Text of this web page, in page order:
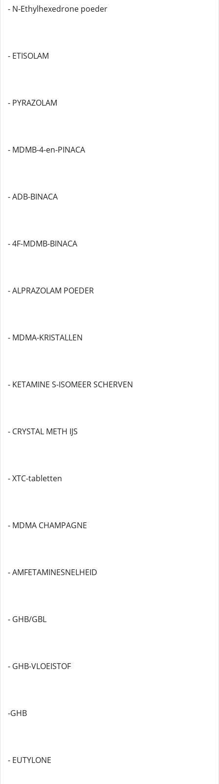
- N-Ethylhexedrone poeder
- ETISOLAM
- PYRAZOLAM
- MDMB-4-en-PINACA
- ADB-BINACA
- 4F-MDMB-BINACA
- ALPRAZOLAM POEDER
- MDMA-KRISTALLEN
- KETAMINE S-ISOMEER SCHERVEN
- CRYSTAL METH IJS
- XTC-tabletten
- MDMA CHAMPAGNE
- AMFETAMINESNELHEID
- GHB/GBL
- GHB-VLOEISTOF
-GHB
- EUTYLONE